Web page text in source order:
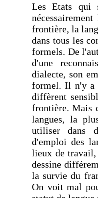
Les Etats qui
frontière, la
dans tous les
formels. De
d'une
dialecte, son
formel. Il n'y a
diffèrent
frontière. Mais
langues, la
utiliser dans
d'emploi des
lieux de travail,
dessine
la survie du
On voit mal